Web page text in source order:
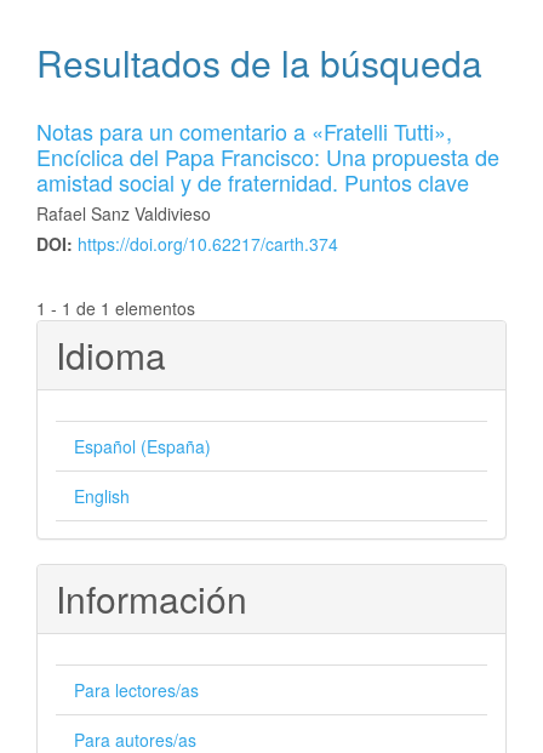
Resultados de la búsqueda
Notas para un comentario a «Fratelli Tutti»,
Encíclica del Papa Francisco: Una propuesta de
amistad social y de fraternidad. Puntos clave
Rafael Sanz Valdivieso
DOI: https://doi.org/10.62217/carth.374
1 - 1 de 1 elementos
Idioma
Español (España)
English
Información
Para lectores/as
Para autores/as